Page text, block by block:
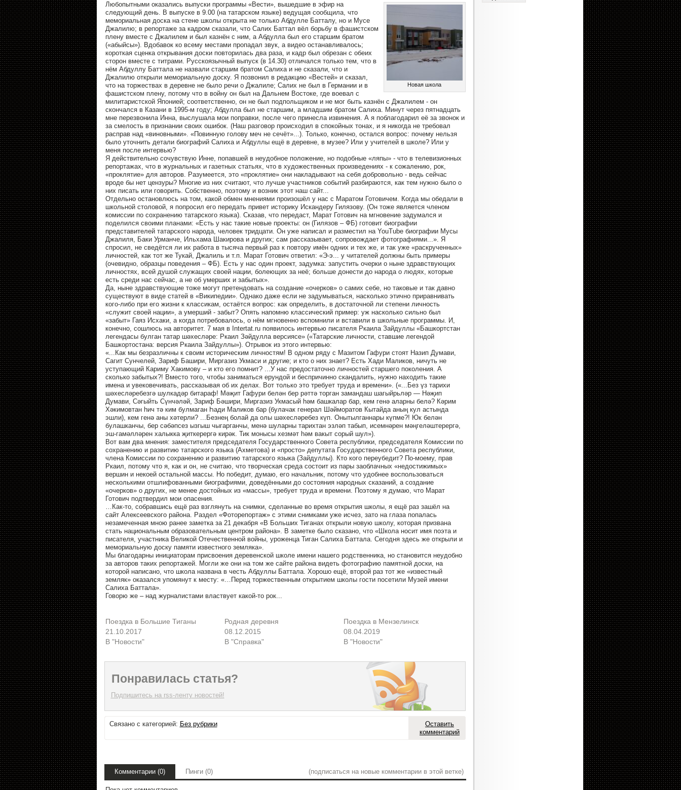
Новая школа
Любопытными оказались выпуски программы «Вести», вышедшие в эфир на
следующий день. В выпуске в 9.00 (на татарском языке) ведущая сообщила, что
мемориальная доска на стене школы открыта не только Абдулле Батталу, но и Мусе
Джалилю; в репортаже за кадром сказали, что Салих Баттал вёл борьбу в фашистском
плену вместе с Джалилем и был казнён с ним, а Абдулла был его старшим братом
(«абыйсы»). Вдобавок ко всему местами пропадал звук, а видео останавливалось;
короткая сценка открывания доски повторилась два раза, и кадр был обрезан с обеих
сторон вместе с титрами. Русскоязычный выпуск (в 14.30) отличался только тем, что в
нём Абдуллу Баттала не назвали старшим братом Салиха и не сказали, что и
Джалилю открыли мемориальную доску. Я позвонил в редакцию «Вестей» и сказал,
что на торжествах в деревне не было речи о Джалиле; Салих не был в Германии и в
фашистском плену, потому что в войну он был на Дальнем Востоке, где воевал с
милитаристской Японией; соответственно, он не был подпольщиком и не мог быть казнëн с Джалилем - он
скончался в Казани в 1995-м году; Абдулла был не старшим, а младшим братом Салиха. Минут через пятнадцать
мне перезвонила Инна, выслушала мои поправки, после чего принесла извинения. А я поблагодарил её за звонок и
за смелость в признании своих ошибок. (Наш разговор происходил в спокойных тонах, и я никогда не требовал
расправ над «виновными». «Повинную голову меч не сечёт»...). Только, конечно, остался вопрос: почему нельзя
было уточнить детали биографий Салиха и Абдуллы ещё в деревне, в музее? Или у учителей в школе? Или у
меня после интервью?
Я действительно сочувствую Инне, попавшей в неудобное положение, но подобные «ляпы» - что в телевизионных
репортажах, что в журнальных и газетных статьях, что в художественных произведениях - к сожалению, рок,
«проклятие» для авторов. Разумеется, это «проклятие» они накладывают на себя добровольно - ведь сейчас
вроде бы нет цензуры? Многие из них считают, что лучше участников событий разбираются, как тем нужно было о
них писать или говорить. Собственно, поэтому и возник этот наш сайт...
Отдельно остановлюсь на том, какой обмен мнениями произошёл у нас с Маратом Готовичем. Когда мы обедали в
школьной столовой, я попросил его передать привет историку Искандеру Гилязову. (Он тоже является членом
комиссии по сохранению татарского языка). Сказав, что передаст, Марат Готович на мгновение задумался и
поделился своими планами: «Есть у нас такие новые проекты: он (Гилязов – ФБ) готовит биографии
представителей татарского народа, человек тридцати. Он уже написал и разместил на YouTube биографии Мусы
Джалиля, Баки Урманче, Ильхама Шакирова и других; сам рассказывает, сопровождает фотографиями...». Я
спросил, не сведётся ли их работа в тысяча первый раз к повтору имён одних и тех же, и так уже «раскрученных»
личностей, как тот же Тукай, Джалиль и т.п. Марат Готович ответил: «Э-э... у читателей должны быть примеры
(очевидно, образцы поведения – ФБ). Есть у нас один проект, задумка: запустить очерки о ныне здравствующих
личностях, всей душой служащих своей нации, болеющих за неё; больше донести до народа о людях, которые
есть среди нас сейчас, а не об умерших и забытых».
Да, ныне здравствующие тоже могут претендовать на создание «очерков» о самих себе, но таковые и так давно
существуют в виде статей в «Википедии». Однако даже если не задумываться, насколько этично приравнивать
кого-либо при его жизни к классикам, остаётся вопрос: как определить, в достаточной ли степени личность
«служит своей нации», а умерший - забыт? Опять напомню классический пример: уж насколько сильно был
«забыт» Гаяз Исхаки, а когда потребовалось, о нём мгновенно вспомнили и вставили в школьные программы. И,
конечно, сошлюсь на авторитет. 7 мая в Intertat.ru появилось интервью писателя Ркаила Зайдуллы «Башкортстан
легендасы булган татар шәхесләре: Ркаил Зәйдулла версиясе» («Татарские личности, ставшие легендой
Башкортостана: версия Ркаила Зайдуллы»). Отрывок из этого интервью:
«...Как мы безразличны к своим историческим личностям! В одном ряду с Мазитом Гафури стоят Назип Думави,
Сагит Сунчелей, Зариф Башири, Миргазиз Укмаси и другие; и кто о них знает? Есть Хади Маликов, ничуть не
уступающий Кариму Хакимову – и кто его помнит? ...У нас предостаточно личностей старшего поколения. А
сколько забытых?! Вместо того, чтобы заниматься ерундой и беспричинно скандалить, нужно находить такие
имена и увековечивать, рассказывая об их делах. Вот только это требует труда и времени». («...Без үз тарихи
шәхесләребезгә шулкадәр битараф! Мәҗит Гафури белән бер рәттә торган замандаш шагыйрьләр — Нәҗип
Думави, Сәгыйть Сүнчәләй, Зариф Бәшири, Миргазиз Укмасый һәм башкалар бар, кем генә аларны белә? Кәрим
Хәкимовтан һич тә ким булмаган Һади Маликов бар (булачак генерал Шәйморатов Кытайда аның кул астында
эшли), кем генә аны хәтерли? ...Безнең болай да олы шәхесләребез күп. Онытылганнары күпме?! Юк белән
булашканчы, бер сәбәпсез ызгыш чыгарганчы, менә шуларны тарихтан эзләп табып, исемнәрен мәңгеләштерергә,
эш-гамәлләрен халыкка җиткерергә кирәк. Тик монысы хезмәт һәм вакыт сорый шул»).
Вот вам два мнения: заместителя председателя Государственного Совета республики, председателя Комиссии по
сохранению и развитию татарского языка (Ахметова) и «просто» депутата Государственного Совета республики,
члена Комиссии по сохранению и развитию татарского языка (Зайдуллы). Кто кого переубедит? По-моему, прав
Ркаил, потому что я, как и он, не считаю, что творческая среда состоит из пары заоблачных «недостижимых»
вершин и некоей остальной массы. Но победит, думаю, его начальник, потому что удобнее воспользоваться
несколькими отшлифованными биографиями, доведёнными до состояния народных сказаний, а создание
«очерков» о других, не менее достойных из «массы», требует труда и времени. Поэтому я думаю, что Марат
Готович подтвердил мои опасения.
…Как-то, собравшись ещё раз взглянуть на снимки, сделанные во время открытия школы, я ещё раз зашёл на
сайт Алексеевского района. Раздел «Фоторепортаж» с этими снимками уже исчез, зато на глаза попалась
незамеченная мною ранее заметка за 21 декабря «В Больших Тиганах открыли новую школу, которая призвана
стать национальным образовательным центром района». В заметке было сказано, что «Школа носит имя поэта и
писателя, участника Великой Отечественной войны, уроженца Тиган Салиха Баттала. Сегодня здесь же открыли и
мемориальную доску памяти известного земляка».
Мы благодарны инициаторам присвоения деревенской школе имени нашего родственника, но становится неудобно
за авторов таких репортажей. Могли же они на том же сайте района видеть фотографию памятной доски, на
которой написано, что школа названа в честь Абдуллы Баттала. Хорошо ещё, второй раз тот же «известный
земляк» оказался упомянут к месту: «…Перед торжественным открытием школы гости посетили Музей имени
Салиха Баттала».
Говорю же – над журналистами властвует какой-то рок...
Поездка в Большие Тиганы
21.10.2017
В "Новости"
Родная деревня
08.12.2015
В "Справка"
Поездка в Мензелинск
08.04.2019
В "Новости"
Понравилась статья?
Подпишитесь на rss-ленту новостей!
Связано с категорией: Без рубрики
Оставить
комментарий
Комментарии (0) Пинги (0) (подписаться на новые комментарии в этой ветке)